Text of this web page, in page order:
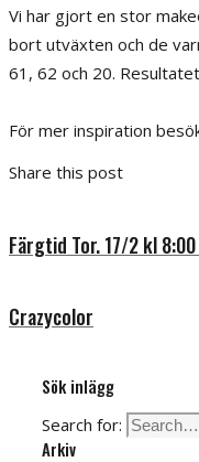
Vi har gjort en stor
bort utväxten och de
61, 62 och 20.
För mer inspiration
Share this post
Färgtid Tor. 17/2 kl
Crazycolor
Sök inlägg
Search for:
Arkiv